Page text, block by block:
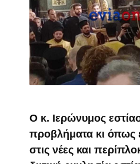
Ο κ. Ιερώνυμος
προβλήματα κι όπως
στις νέες και